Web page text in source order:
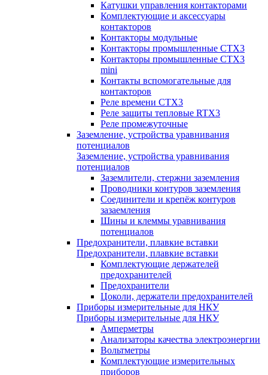
Катушки управления контакторами
Комплектующие и аксессуары
контакторов
Контакторы модульные
Контакторы промышленные CTX3
Контакторы промышленные CTX3
mini
Контакты вспомогательные для
контакторов
Реле времени CTX3
Реле защиты тепловые RTX3
Реле промежуточные
Заземление, устройства уравнивания
потенциалов
Заземление, устройства уравнивания
потенциалов
Заземлители, стержни заземления
Проводники контуров заземления
Соединители и крепёж контуров
зазаемления
Шины и клеммы уравнивания
потенциалов
Предохранители, плавкие вставки
Предохранители, плавкие вставки
Комплектующие держателей
предохранителей
Предохранители
Цоколи, держатели предохранителей
Приборы измерительные для НКУ
Приборы измерительные для НКУ
Амперметры
Анализаторы качества электроэнергии
Вольтметры
Комплектующие измерительных
приборов